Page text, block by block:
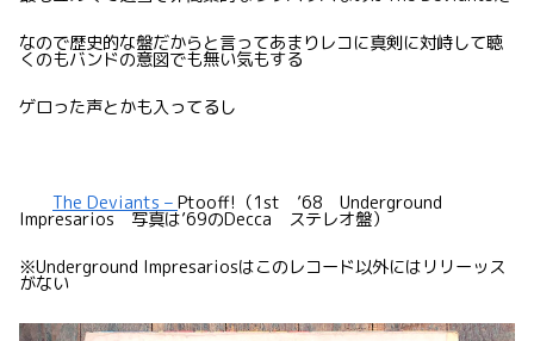
なので歴史的な盤だからと言ってあまりレコに真剣に対峙して聴
くのもバンドの意図でも無い気もする
ゲロった声とかも入ってるし
The Deviants – Ptooff!（1st ’68 Underground
Impresarios 写真は’69のDecca ステレオ盤）
※Underground Impresariosはこのレコード以外にはリリーッス
がない